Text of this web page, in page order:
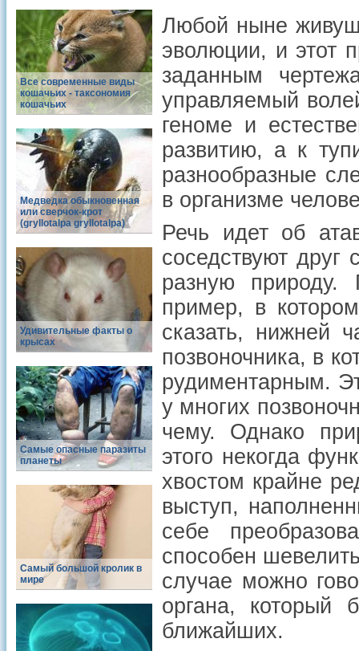
Все современные виды
кошачьих - таксономия
кошачьих
Медведка обыкновенная
или сверчок-крот
(gryllotalpa gryllotalpa)
Удивительные факты о
крысах
Самые опасные паразиты
планеты
Самый большой кролик в
мире
Любой ныне
эволюции, и этот
заданным
управляемый
геноме и
развитию, а к
разнообразные
в организме
Речь идет об
соседствуют
разную природу.
пример, в
сказать, нижней
позвоночника, в
рудиментарным.
у многих
чему. Однако
этого некогда
хвостом крайне
выступ,
себе
способен
случае можно
органа, который
ближайших.